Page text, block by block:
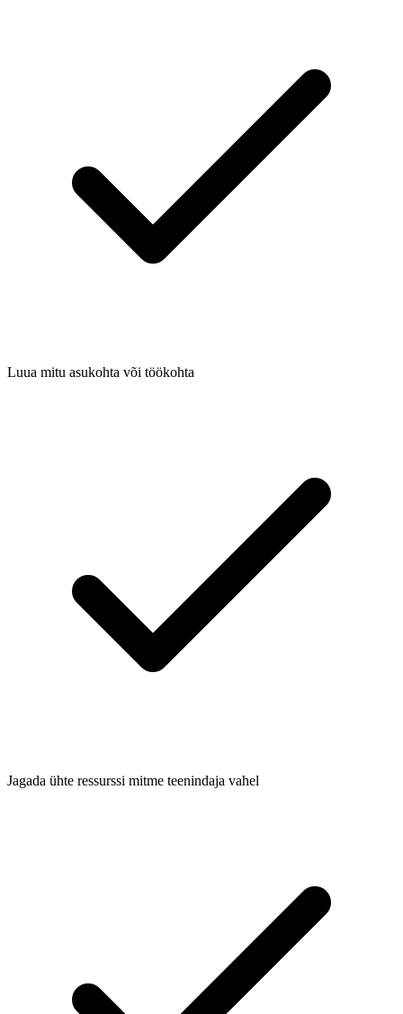
Luua mitu asukohta või töökohta
Jagada ühte ressurssi mitme teenindaja vahel